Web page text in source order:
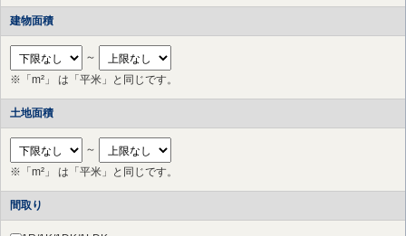
町田市（10件）
小金井市
国立市（2件）
狛江市（3件）
多摩市 （17件）
川崎市 高津区
川崎市 中原区
（20件）
川崎市 多摩区
（23件）
川崎市 宮前区（65件）
川崎市 幸区
建物面積
～
※「m²」 は「平米」と同じです。
土地面積
～
※「m²」 は「平米」と同じです。
間取り